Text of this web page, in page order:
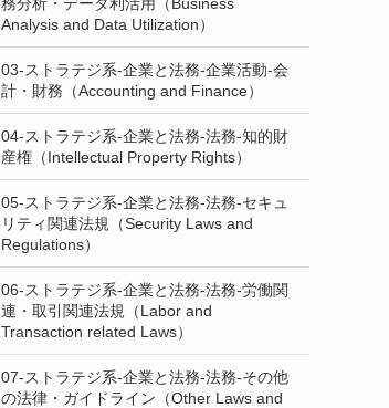
Analysis and Data Utilization）
03-ストラテジ系-企業と法務-企業活動-会
計・財務（Accounting and Finance）
04-ストラテジ系-企業と法務-法務-知的財
産権（Intellectual Property Rights）
05-ストラテジ系-企業と法務-法務-セキュ
リティ関連法規（Security Laws and
Regulations）
06-ストラテジ系-企業と法務-法務-労働関
連・取引関連法規（Labor and
Transaction related Laws）
07-ストラテジ系-企業と法務-法務-その他
の法律・ガイドライン（Other Laws and